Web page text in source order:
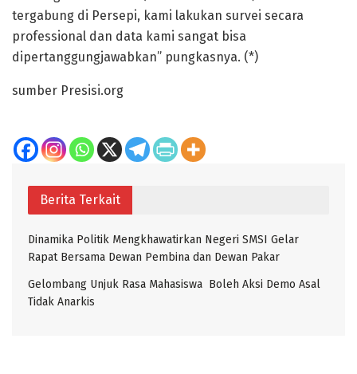
tergabung di Persepi, kami lakukan survei secara
professional dan data kami sangat bisa
dipertanggungjawabkan” pungkasnya. (*)
sumber Presisi.org
Berita Terkait
Dinamika Politik Mengkhawatirkan Negeri SMSI Gelar
Rapat Bersama Dewan Pembina dan Dewan Pakar
Gelombang Unjuk Rasa Mahasiswa Boleh Aksi Demo Asal
Tidak Anarkis